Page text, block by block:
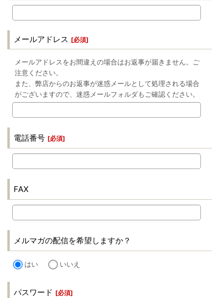
メールアドレス [必須]
メールアドレスをお間違えの場合はお返事が届きません。ご
注意ください。
また、弊店からのお返事が迷惑メールとして処理される場合
がございますので、迷惑メールフォルダもご確認ください。
電話番号 [必須]
FAX
メルマガの配信を希望しますか？
はい いいえ
パスワード [必須]